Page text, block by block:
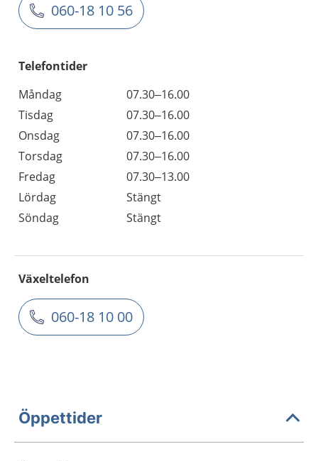
060-18 10 56
Telefontider
Måndag
07.30–16.00
Tisdag
07.30–16.00
Onsdag
07.30–16.00
Torsdag
07.30–16.00
Fredag
07.30–13.00
Lördag
Stängt
Söndag
Stängt
Växeltelefon
060-18 10 00
Öppettider